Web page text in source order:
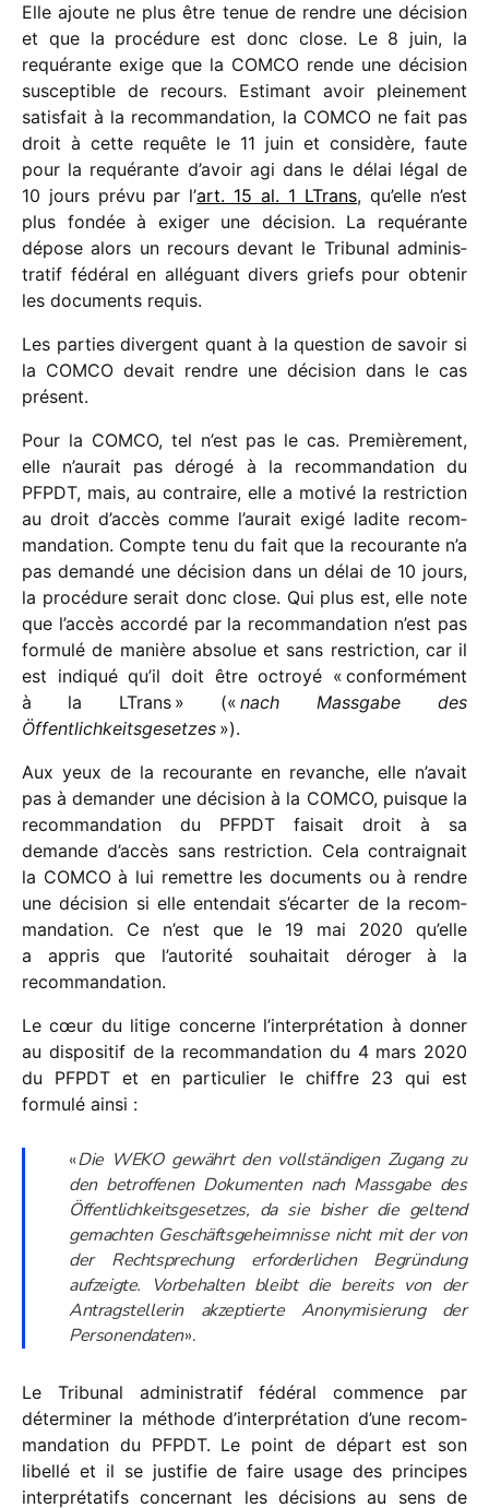
Elle ajoute ne plus être tenue de rendre une déci­sion
et que la procé­dure est donc close. Le 8 juin, la
requé­rante exige que la COMCO rende une déci­sion
suscep­tible de recours. Estimant avoir plei­ne­ment
satis­fait à la recom­man­da­tion, la COMCO ne fait pas
droit à cette requête le 11 juin et consi­dère, faute
pour la requé­rante d’avoir agi dans le délai légal de
10 jours prévu par l’art. 15 al. 1 LTrans, qu’elle n’est
plus fondée à exiger une déci­sion. La requé­rante
dépose alors un recours devant le Tribunal admi­nis­
tra­tif fédé­ral en allé­guant divers griefs pour obte­nir
les docu­ments requis.
Les parties divergent quant à la ques­tion de savoir si
la COMCO devait rendre une déci­sion dans le cas
présent.
Pour la COMCO, tel n’est pas le cas. Premièrement,
elle n’aurait pas dérogé à la recom­man­da­tion du
PFPDT, mais, au contraire, elle a motivé la restric­tion
au droit d’accès comme l’aurait exigé ladite recom­
man­da­tion. Compte tenu du fait que la recou­rante n’a
pas demandé une déci­sion dans un délai de 10 jours,
la procé­dure serait donc close. Qui plus est, elle note
que l’accès accordé par la recom­man­da­tion n’est pas
formulé de manière abso­lue et sans restric­tion, car il
est indi­qué qu’il doit être octroyé « confor­mé­ment
à la LTrans » (« nach Massgabe des
Öffentlichkeitsgesetzes »).
Aux yeux de la recou­rante en revanche, elle n’avait
pas à deman­der une déci­sion à la COMCO, puisque la
recom­man­da­tion du PFPDT faisait droit à sa
demande d’accès sans restric­tion. Cela contrai­gnait
la COMCO à lui remettre les docu­ments ou à rendre
une déci­sion si elle enten­dait s’écarter de la recom­
man­da­tion. Ce n’est que le 19 mai 2020 qu’elle
a appris que l’autorité souhai­tait déro­ger à la
recommandation.
Le cœur du litige concerne l’interprétation à donner
au dispo­si­tif de la recom­man­da­tion du 4 mars 2020
du PFPDT et en parti­cu­lier le chiffre 23 qui est
formulé ainsi :
«Die WEKO gewährt den voll­stän­di­gen Zugang zu
den betrof­fe­nen Dokumenten nach Massgabe des
Öffentlichkeitsgesetzes, da sie bisher die geltend
gemach­ten Geschäftsgeheimnisse nicht mit der von
der Rechtsprechung erfor­der­li­chen Begründung
aufzeigte. Vorbehalten bleibt die bereits von der
Antragstellerin akzep­tierte Anonymisierung der
Personendaten».
Le Tribunal admi­nis­tra­tif fédé­ral commence par
déter­mi­ner la méthode d’interprétation d’une recom­
man­da­tion du PFPDT. Le point de départ est son
libellé et il se justi­fie de faire usage des prin­cipes
inter­pré­ta­tifs concer­nant les déci­sions au sens de